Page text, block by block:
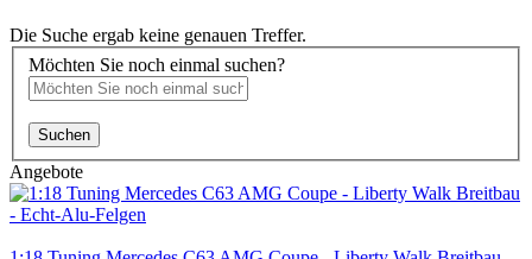
Die Suche ergab keine genauen Treffer.
Möchten Sie noch einmal suchen?
Suchen
Angebote